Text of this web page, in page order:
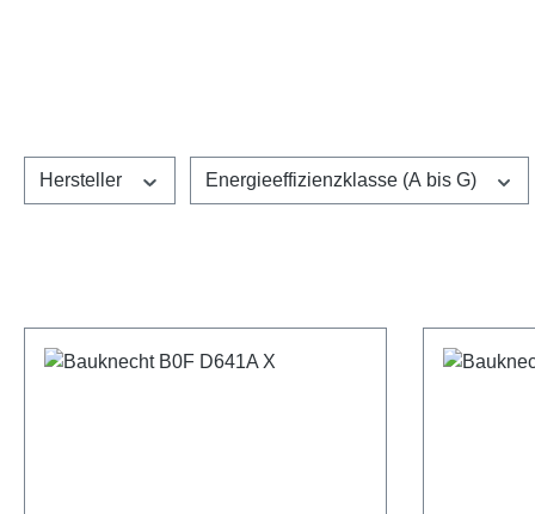
Hersteller Energieeffizienzklasse (A bis G)